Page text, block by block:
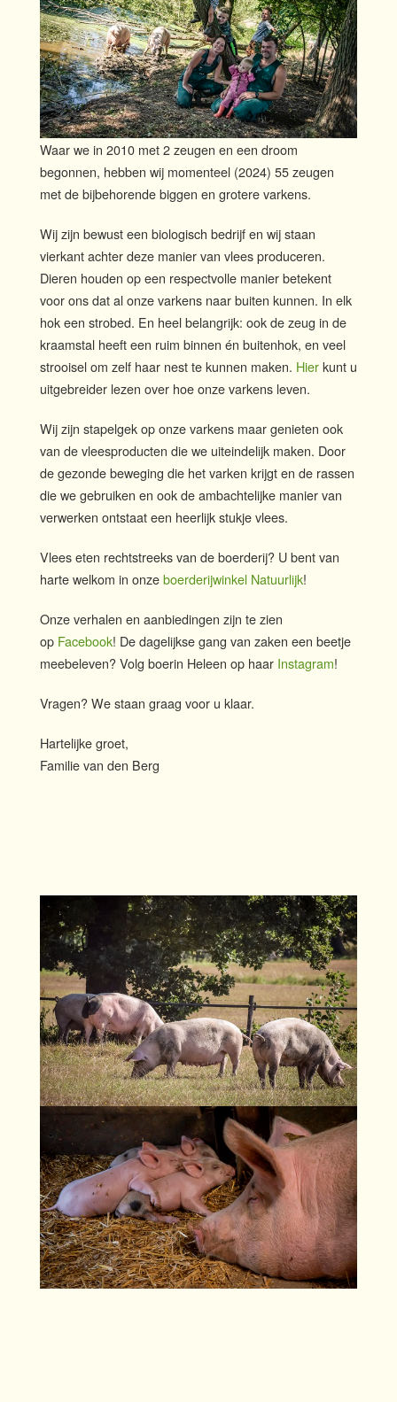
Waar we in 2010 met 2 zeugen en een droom
begonnen, hebben wij momenteel (2024) 55 zeugen
met de bijbehorende biggen en grotere varkens.
Wij zijn bewust een biologisch bedrijf en wij staan
vierkant achter deze manier van vlees produceren.
Dieren houden op een respectvolle manier betekent
voor ons dat al onze varkens naar buiten kunnen. In elk
hok een strobed. En heel belangrijk: ook de zeug in de
kraamstal heeft een ruim binnen én buitenhok, en veel
strooisel om zelf haar nest te kunnen maken. Hierkunt u
uitgebreider lezen over hoe onze varkens leven.
Wij zijn stapelgek op onze varkens maar genieten ook
van de vleesproducten die we uiteindelijk maken. Door
de gezonde beweging die het varken krijgt en de rassen
die we gebruiken en ook de ambachtelijke manier van
verwerken ontstaat een heerlijk stukje vlees.
Vlees eten rechtstreeks van de boerderij? U bent van
harte welkom in onzeboerderijwinkel Natuurlijk!
Onze verhalen en aanbiedingen zijn te zien
op Facebook! De dagelijkse gang van zaken een beetje
meebeleven? Volg boerin Heleen op haar Instagram!
Vragen? We staan graag voor u klaar.
Hartelijke groet,
Familie van den Berg